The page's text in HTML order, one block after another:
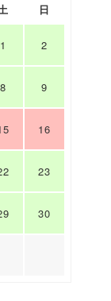
日
1 2
8 9
16
23
30